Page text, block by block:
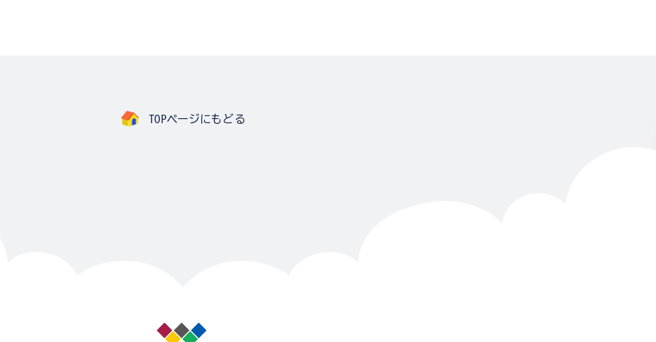
TOPページにもどる